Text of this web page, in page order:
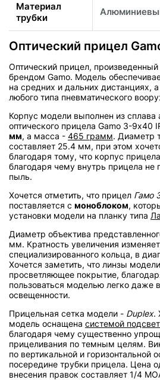
Материал
трубки
Оптический прицел
Оптический прицел,
брендом Gamo. Модель
на средних и дальних дистанциях,
любого типа пневматического
Корпус модели выполнен из
оптического прицела Gamo 3-9х40
мм, а масса - 465 грамм. Диаметр
составляет 25.4 мм, при этом
благодаря тому, что корпус
благодаря чему внутрь прицела не
пыль.
Хочется отметить, что прицел Гамо
поставляется с моноблоком,
установки модели на планку типа
Диаметр объектива
мм. Кратность увеличения
специализированного кольца, в
Хочется заметить, что линзы
просветляющее покрытие,
пользоваться моделью легко даже
освещенности.
Прицельная сетка модели - Duplex.
модель оснащена системой
благодаря чему существенно
прицеливания по темным целям.
по вертикальной и горизонтальной
посередине трубки прицела. Цена
внесения правок составляет 1/4